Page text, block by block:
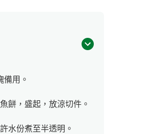
備用。
餅，盛起，放涼切件。
水份煮至半透明。